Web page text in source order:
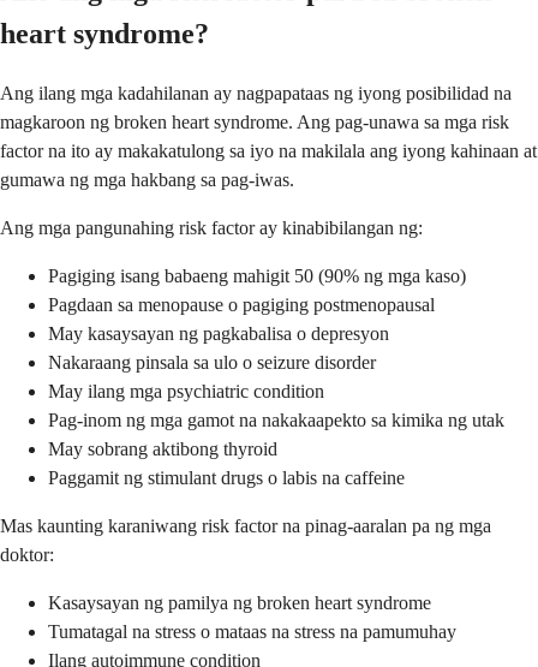
heart syndrome?
Ang ilang mga kadahilanan ay nagpapataas ng iyong posibilidad na
magkaroon ng broken heart syndrome. Ang pag-unawa sa mga risk
factor na ito ay makakatulong sa iyo na makilala ang iyong kahinaan at
gumawa ng mga hakbang sa pag-iwas.
Ang mga pangunahing risk factor ay kinabibilangan ng:
Pagiging isang babaeng mahigit 50 (90% ng mga kaso)
Pagdaan sa menopause o pagiging postmenopausal
May kasaysayan ng pagkabalisa o depresyon
Nakaraang pinsala sa ulo o seizure disorder
May ilang mga psychiatric condition
Pag-inom ng mga gamot na nakakaapekto sa kimika ng utak
May sobrang aktibong thyroid
Paggamit ng stimulant drugs o labis na caffeine
Mas kaunting karaniwang risk factor na pinag-aaralan pa ng mga
doktor:
Kasaysayan ng pamilya ng broken heart syndrome
Tumatagal na stress o mataas na stress na pamumuhay
Ilang autoimmune condition